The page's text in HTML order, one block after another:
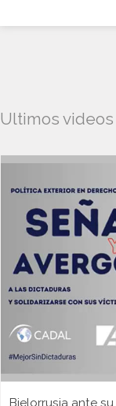
Ultimos videos
Bielorrusia ante